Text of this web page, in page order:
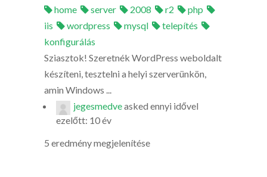
home
server 2008 r2
php
iis
wordpress mysql
telepítés
konfigurálás
Sziasztok! Szeretnék WordPress weboldalt
készíteni, tesztelni a helyi szerverünkön,
amin Windows ...
jegesmedveasked ennyi idővel
ezelőtt: 10 év
5 eredmény megjelenítése